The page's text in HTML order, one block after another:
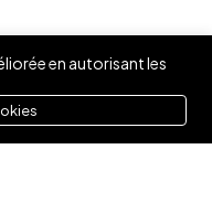
en autorisant les